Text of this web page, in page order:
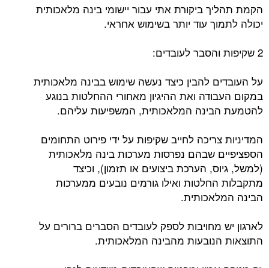
הקמת תהליך ביקורת אתי עבור יישומי בינה מלאכותית
יכולה לתמוך עוד יותר בשימוש אחראי.
2 שקיפות והסבר לעובדים:
על העובדים להבין כיצד נעשה שימוש בבינה מלאכותית
במקום העבודה ואת ההיגיון מאחורי ההחלטות בנוגע
להטמעת הבינה המלאכותית, המשפיעות עליהם.
המדיניות צריכה לחייב שקיפות על ידי פירוט התחומים
הספציפיים שבהם נפרסות מערכות בינה מלאכותית
(למשל, גיוס, הערכת ביצועים או תזמון), וכיצד
מתקבלות החלטות ואילו גורמים נובעים ממערכות
הבינה המלאכותית.
לארגון יש מחויבות לספק לעובדים הסברים ברורים על
התוצאות הנובעות מהבינה המלאכותית.